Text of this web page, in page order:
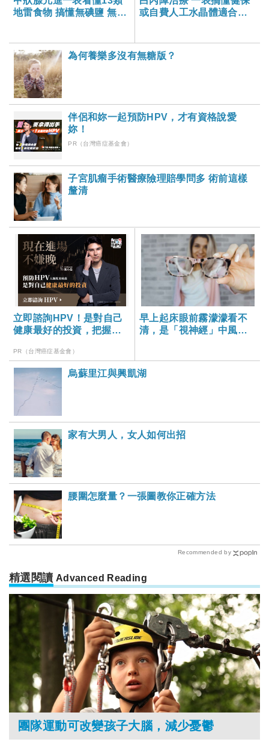
地雷食物 搞懂無碘鹽 無碘
或自費人工水晶體適合對
為何養樂多沒有無糖版？
伴侶和妳一起預防HPV，才有資格說愛
妳！
PR（台灣癌症基金會）
子宮肌瘤手術醫療險理賠學問多 術前這樣
釐清
立即諮詢HPV！是對自己
健康最好的投資，把握現
PR（台灣癌症基金會）
早上起床眼前霧濛濛看不
清，是「視神經」中風
烏蘇里江與興凱湖
家有大男人，女人如何出招
腰圍怎麼量？一張圖教你正確方法
Recommended by
精選閱讀 Advanced Reading
團隊運動可改變孩子大腦，減少憂鬱